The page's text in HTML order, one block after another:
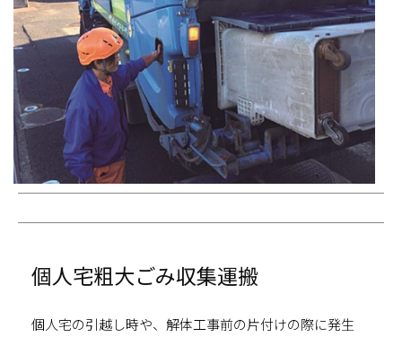
個人宅粗大ごみ収集運搬
個人宅の引越し時や、解体工事前の片付けの際に発生